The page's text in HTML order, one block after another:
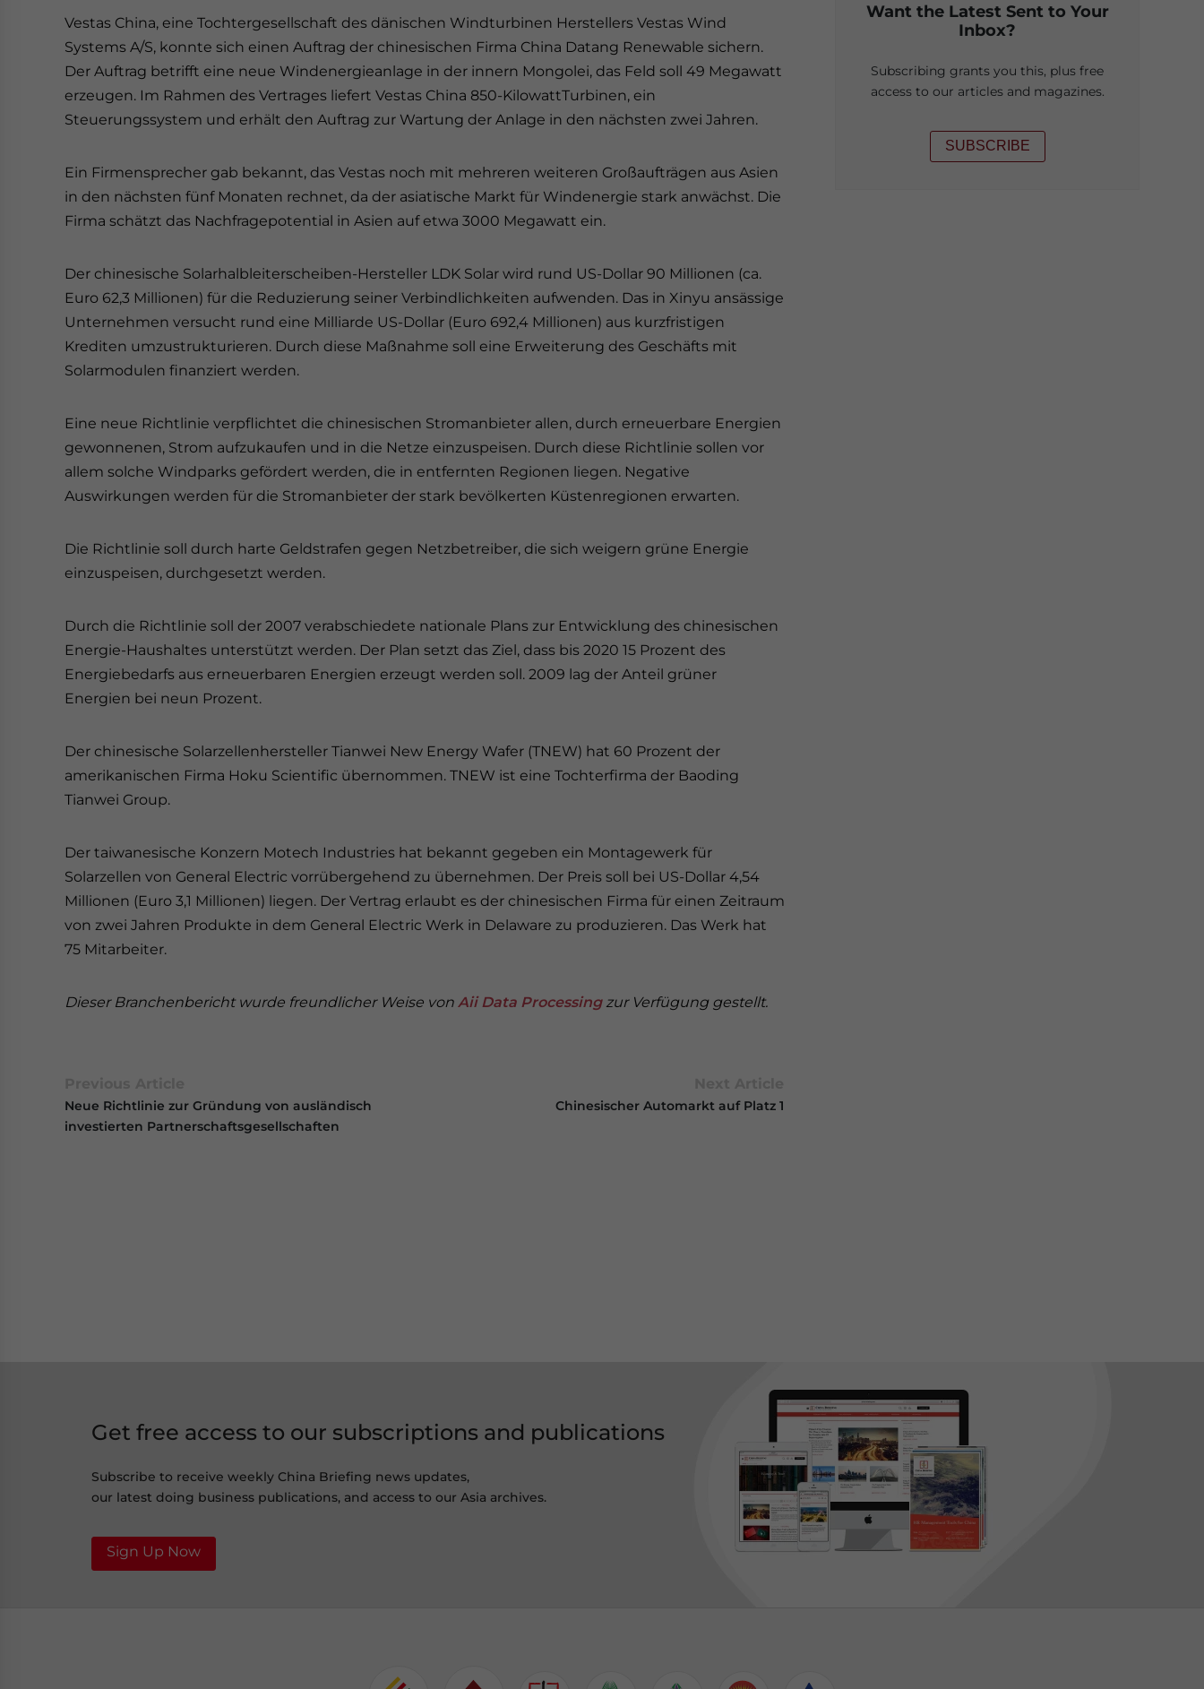
Vestas China, eine Tochtergesellschaft des dänischen Windturbinen Herstellers Vestas Wind
Systems A/S, konnte sich einen Auftrag der chinesischen Firma China Datang Renewable sichern.
Der Auftrag betrifft eine neue Windenergieanlage in der innern Mongolei, das Feld soll 49 Megawatt
erzeugen. Im Rahmen des Vertrages liefert Vestas China 850-KilowattTurbinen, ein
Steuerungssystem und erhält den Auftrag zur Wartung der Anlage in den nächsten zwei Jahren.
Ein Firmensprecher gab bekannt, das Vestas noch mit mehreren weiteren Großaufträgen aus Asien
in den nächsten fünf Monaten rechnet, da der asiatische Markt für Windenergie stark anwächst. Die
Firma schätzt das Nachfragepotential in Asien auf etwa 3000 Megawatt ein.
Der chinesische Solarhalbleiterscheiben-Hersteller LDK Solar wird rund US-Dollar 90 Millionen (ca.
Euro 62,3 Millionen) für die Reduzierung seiner Verbindlichkeiten aufwenden. Das in Xinyu ansässige
Unternehmen versucht rund eine Milliarde US-Dollar (Euro 692,4 Millionen) aus kurzfristigen
Krediten umzustrukturieren. Durch diese Maßnahme soll eine Erweiterung des Geschäfts mit
Solarmodulen finanziert werden.
Eine neue Richtlinie verpflichtet die chinesischen Stromanbieter allen, durch erneuerbare Energien
gewonnenen, Strom aufzukaufen und in die Netze einzuspeisen. Durch diese Richtlinie sollen vor
allem solche Windparks gefördert werden, die in entfernten Regionen liegen. Negative
Auswirkungen werden für die Stromanbieter der stark bevölkerten Küstenregionen erwarten.
Die Richtlinie soll durch harte Geldstrafen gegen Netzbetreiber, die sich weigern grüne Energie
einzuspeisen, durchgesetzt werden.
Durch die Richtlinie soll der 2007 verabschiedete nationale Plans zur Entwicklung des chinesischen
Energie-Haushaltes unterstützt werden. Der Plan setzt das Ziel, dass bis 2020 15 Prozent des
Energiebedarfs aus erneuerbaren Energien erzeugt werden soll. 2009 lag der Anteil grüner
Energien bei neun Prozent.
Der chinesische Solarzellenhersteller Tianwei New Energy Wafer (TNEW) hat 60 Prozent der
amerikanischen Firma Hoku Scientific übernommen. TNEW ist eine Tochterfirma der Baoding
Tianwei Group.
Der taiwanesische Konzern Motech Industries hat bekannt gegeben ein Montagewerk für
Solarzellen von General Electric vorrübergehend zu übernehmen. Der Preis soll bei US-Dollar 4,54
Millionen (Euro 3,1 Millionen) liegen. Der Vertrag erlaubt es der chinesischen Firma für einen Zeitraum
von zwei Jahren Produkte in dem General Electric Werk in Delaware zu produzieren. Das Werk hat
75 Mitarbeiter.
Dieser Branchenbericht wurde freundlicher Weise von Aii Data Processingzur Verfügung gestellt.
Neue Richtlinie zur Gründung von ausländisch
investierten Partnerschaftsgesellschaften
Chinesischer Automarkt auf Platz 1
Want the Latest Sent to Your
Inbox?
Subscribing grants you this, plus free
access to our articles and magazines.
SUBSCRIBE
Get free access to our subscriptions and publications
Subscribe to receive weekly China Briefing news updates,
our latest doing business publications, and access to our Asia archives.
Sign Up Now